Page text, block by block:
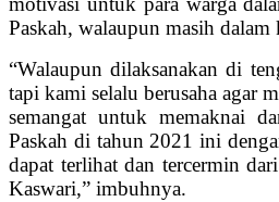
Paskah, walaupun masih
“Walaupun dilaksanakan di
tapi kami selalu berusaha agar
semangat untuk memaknai
Paskah di tahun 2021 ini
dapat terlihat dan tercermin
Kaswari,” imbuhnya.